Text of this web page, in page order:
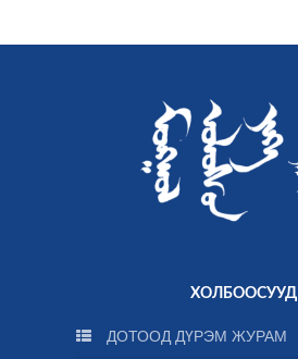
ХОЛБООСУУД
ДОТООД ДҮРЭМ ЖУРАМ